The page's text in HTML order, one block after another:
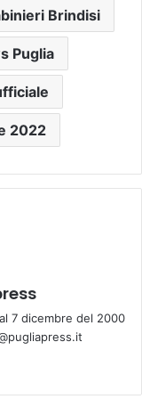
Brindisi
Puglia
2022
7 dicembre del 2000